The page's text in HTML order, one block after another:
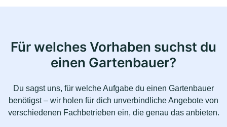
Für welches Vorhaben suchst du
einen Gartenbauer?
Du sagst uns, für welche Aufgabe du einen Gartenbauer
benötigst – wir holen für dich unverbindliche Angebote von
verschiedenen Fachbetrieben ein, die genau das anbieten.